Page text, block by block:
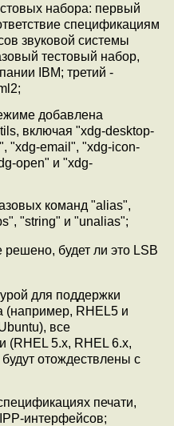
набора: первый
спецификациям
звуковой системы
тестовый набор,
IBM; третий -
добавлена
включая "xdg-desktop-
"xdg-email", "xdg-icon-
open" и "xdg-
команд "alias",
"string" и "unalias";
решено, будет ли это LSB
для поддержки
(например, RHEL5 и
все
(RHEL 5.x, RHEL 6.x,
отождествлены с
печати,
интерфейсов;